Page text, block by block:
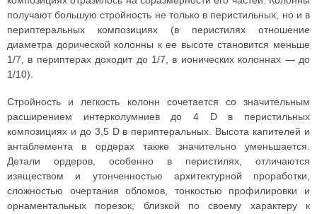
получают большую стройность не только в перистильных, но и в
периптеральных композициях (в перистилях отношение
диаметра дорической колонны к ее высоте становится меньше
1/7, в периптерах доходит до 1/7, в ионических колоннах — до
1/10).
Стройность и легкость колонн сочетается со значительным
расширением интерколумниев до 4 D в перистильных
композициях и до 3,5 D в периптеральных. Высота капителей и
антаблемента в ордерах также значительно уменьшается.
Детали ордеров, особенно в перистилях, отличаются
изяществом и утонченностью архитектурной проработки,
сложностью очертания обломов, тонкостью профилировки и
орнаментальных порезок, близкой по своему характеру к